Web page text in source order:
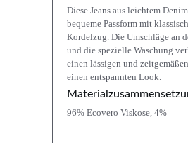
Diese Jeans aus leichtem
bequeme Passform mit
Kordelzug. Die Umschläge an
und die spezielle Waschung
einen lässigen und
einen entspannten Look.
96% Ecovero Viskose, 4%